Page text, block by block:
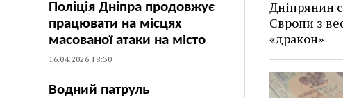
Поліція Дніпра продовжує
працювати на місцях
масованої атаки на місто
16.04.2026 18:30
Водний патруль
Дніпрянин
Європи з
«дракон»